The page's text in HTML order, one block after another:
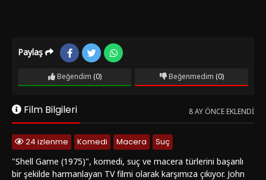
Paylaş
Beğendim (0) Beğenmedim (0)
Film Bilgileri 8 AY ÖNCE EKLENDI
24 izlenme Komedi Macera
Suç
"Shell Game (1975)", komedi, suç ve macera türlerini başarılı
bir şekilde harmanlayan TV filmi olarak karşımıza çıkıyor. John